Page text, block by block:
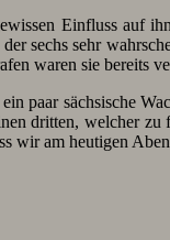
Einfluss auf
sechs sehr
waren sie bereits
paar sächsische
dritten, welcher zu
wir am heutigen